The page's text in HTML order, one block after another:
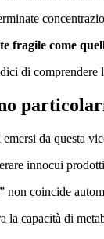
fragile come
di
da questa
innocui
non coincide
la capacità di